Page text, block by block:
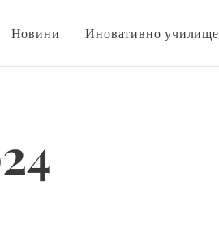
Новини Иновативно училище